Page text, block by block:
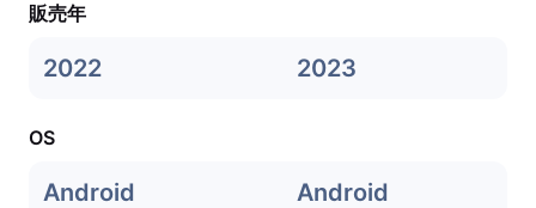
販売年
2022 2023
OS
Android Android